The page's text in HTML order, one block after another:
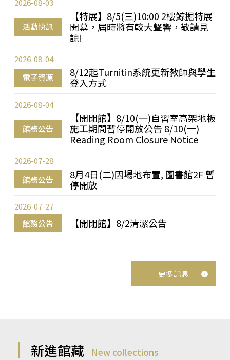
活動快訊
【特展】8/5(三)10:00 2樓鯨掘特展
開幕，屆時將有較大聲響，敬請見
諒!
2026-08-03
電子資源
8/12起Turnitin系統更新教師與學生
登入方式
2026-08-04
館務公告
【開閉館】8/10(一)自習室高架地板
施工期間暫停開放公告 8/10(一)
Reading Room Closure Notice
2026-08-04
館務公告
8月4日(二)因場地布置, 圖書館2F 暫
停開放
2026-07-28
館務公告 【開閉館】8/2清潔公告
2026-07-27
更多訊息
新進館藏 New collections